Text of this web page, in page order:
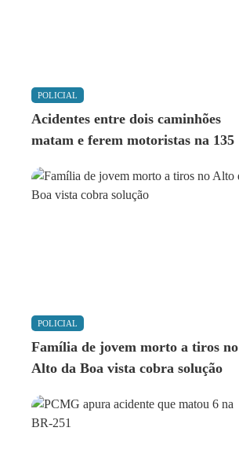
POLICIAL
Acidentes entre dois caminhões
matam e ferem motoristas na 135
POLICIAL
Família de jovem morto a tiros no
Alto da Boa vista cobra solução